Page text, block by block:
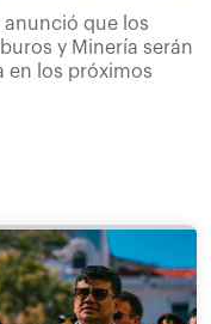
anunció que los
y Minería serán
en los próximos